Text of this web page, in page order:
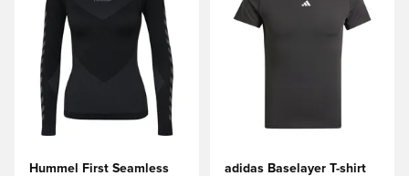
Hummel First Seamless
adidas Baselayer T-shirt